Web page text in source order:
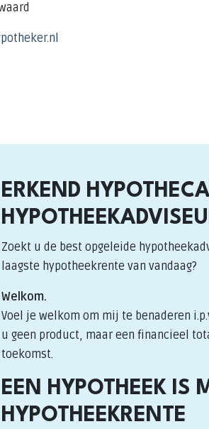
ERKEND
Zoekt u de best opgeleide
laagste hypotheekrente van vandaag?
Welkom.
Voel je welkom om mij te benaderen
u geen product, maar een financieel
toekomst.
EEN HYPOTHEEK IS
HYPOTHEEKRENTE